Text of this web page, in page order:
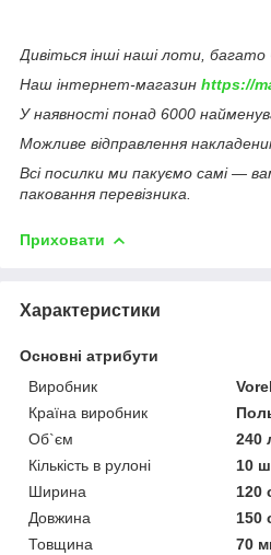
Дивіться інші наші лоти, багато
Наш інтернет-магазин https://
У наявності понад 6000
Можливе відправлення
Всі посилки ми пакуємо самі —
паковання перевізника.
Приховати
Характеристики
Основні атрибути
Виробник
Vorel
Країна виробник
Об`єм
240
Кількість в рулоні
10
Ширина
120
Довжина
150
Товщина
70